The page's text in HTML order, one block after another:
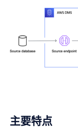
主要特点